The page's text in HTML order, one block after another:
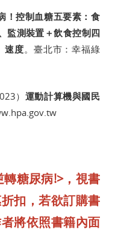
！控制血糖五要素：食
監測裝置＋飲食控制四
速度。臺北市：幸福綠
） 運動計算機與國民
糖尿病!>，視書
扣，若欲訂購書
者將依照書籍內面